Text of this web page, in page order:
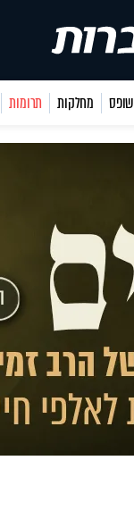
שופס מחלקות תרומות